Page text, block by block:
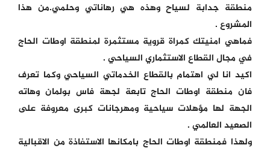
منطقة جدابة لسياح وهذه هي رهاناتي وحلمي.من هذا
المشروع .
فماهي امنيتك كمراة قروية مستثمرة لمنطقة اوطات الحاج
في مجال القطاع الاستثماري السياحي .
اكيد انا لي اهتمام بالقطاع الخدماتي السياحي وكما تعرف
فان منطقة اوطات الحاج تابعة لجهة فاس بولمان وهاته
الجهة لها مؤهلات سياحية ومهرجانات كبرى معروفة على
الصعيد العالمي .
ولهذا فمنطقة اوطات الحاج بامكانها الاستفاذة من الاقبالية